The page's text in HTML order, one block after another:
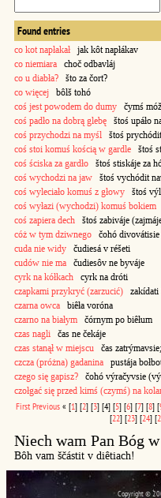
Found entries
co kot napłakałjak kôt napłákav
co niemiara choč odbavláj
co u diabła? što za čort?
co więcej bôlš tohó
coś jest powodem do dumy čymś
coś padło na dobrą glebę štoś upáło
coś przychodzi na myśl štoś
coś stoi komuś kością w gardle štoś
coś ściska za gardło štoś stiskáje za
coś wychodzi na jaw štoś vychódit
coś wyleciało komuś z głowy štoś
coś wyłazi (wychodzi) komuś bokiem
coś zapiera dech štoś zabiváje
cóż w tym dziwnego čohó divovátisie
cuda nie widy čudiesá v réšeti
cudów nie ma čudiesôv ne byváje
cyrk na kółkach cyrk na dróti
czapkami przykryć (zarzucić) zakídati
czarna owca biêła voróna
czarno na białym čórnym po biêłum
czas nagli čas ne čekáje
czas stanął w miejscu čas
czcza (próżna) gadanina pustája
czego się gapisz? čohó výračyvsie
czołgać się przed kimś (czymś) na
First Previous « [1] [2] [3] [4] [5] [6] [7] [8] [
[22] [23] [24] [
Niech wam Pan Bóg
Bôh vam ščástit v diêtiach!
Copyright ©